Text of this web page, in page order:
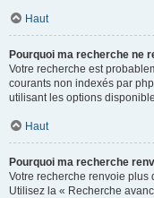
Haut
Pourquoi ma recherche ne
Votre recherche est
courants non indexés par
utilisant les options
Haut
Pourquoi ma recherche
Votre recherche renvoie plus
Utilisez la « Recherche